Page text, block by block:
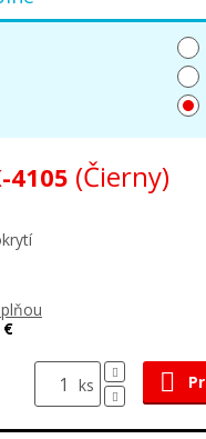
4105 (Čierny)
ks